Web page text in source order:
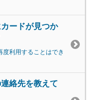
ードが見つか
利用することはでき
絡先を教えて